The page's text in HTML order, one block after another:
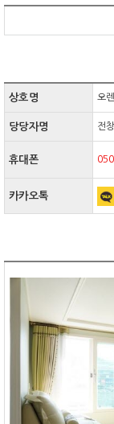
상호명 오
당당자명 전
휴대폰
카카오톡